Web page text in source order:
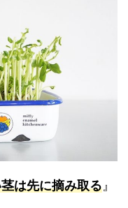
は先に摘み取る』